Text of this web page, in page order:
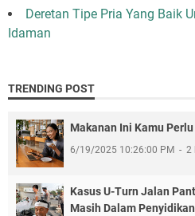
Deretan Tipe Pria Yang Baik
Idaman
TRENDING POST
Makanan Ini Kamu
6/19/2025 10:26:00 PM 2
Kasus U-Turn Jalan
Masih Dalam